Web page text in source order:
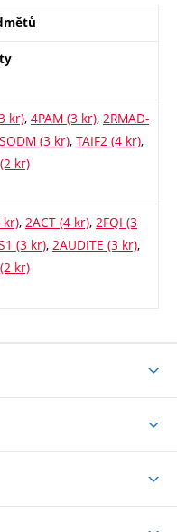
kr), 4PAM (3 kr), 2RMAD-
SODM (3 kr), TAIF2 (4 kr),
kr)
kr), 2ACT (4 kr), 2FQI (3
(3 kr), 2AUDITE (3 kr),
kr)